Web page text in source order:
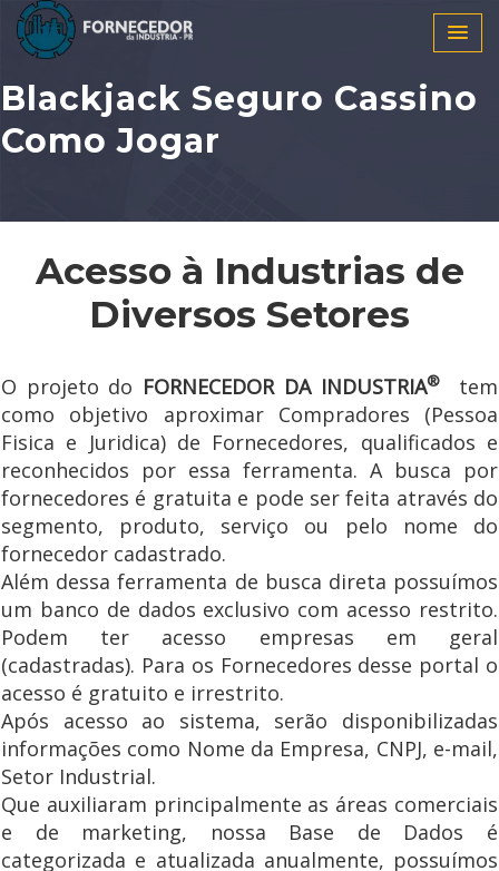
Blackjack Seguro Cassino
Como Jogar
Acesso à Industrias de
Diversos Setores
O projeto do FORNECEDOR DA INDUSTRIA®tem
como objetivo aproximar Compradores (Pessoa
Fisica e Juridica) de Fornecedores, qualificados e
reconhecidos por essa ferramenta. A busca por
fornecedores é gratuita e pode ser feita através do
segmento, produto, serviço ou pelo nome do
fornecedor cadastrado.
Além dessa ferramenta de busca direta possuímos
um banco de dados exclusivo com acesso restrito.
Podem ter acesso empresas em geral
(cadastradas). Para os Fornecedores desse portal o
acesso é gratuito e irrestrito.
Após acesso ao sistema, serão disponibilizadas
informações como Nome da Empresa, CNPJ, e-mail,
Setor Industrial.
Que auxiliaram principalmente as áreas comerciais
e de marketing, nossa Base de Dados é
categorizada e atualizada anualmente, possuímos